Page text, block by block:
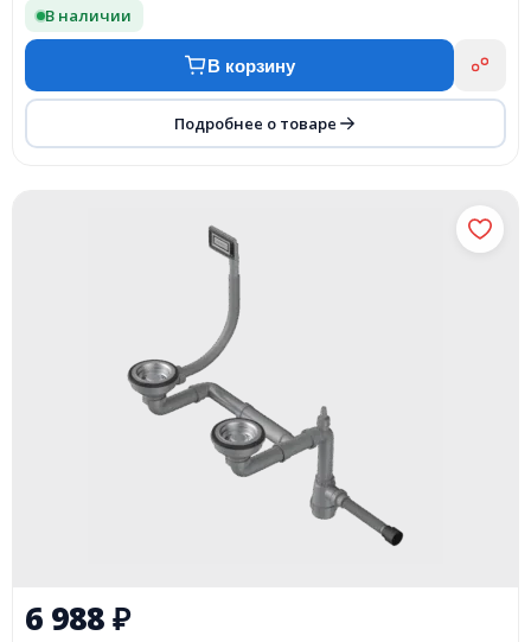
В наличии
В корзину
Подробнее о товаре
6 988₽